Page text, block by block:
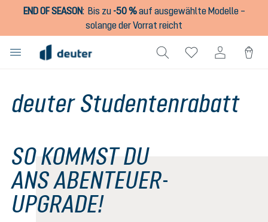
springen
END OF SEASON: Bis zu -50 %auf ausgewählte Modelle –
solange der Vorrat reicht
deuter Studentenrabatt
SO KOMMST DU
ANS ABENTEUER-
UPGRADE!